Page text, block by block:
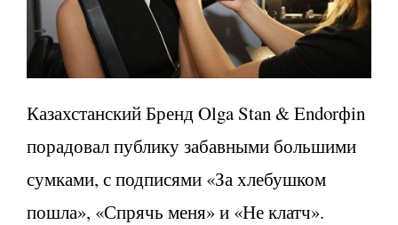
Казахстанский Бренд Olga Stan & Endorфin
порадовал публику забавными большими
сумками, с подписями «За хлебушком
пошла», «Спрячь меня» и «Не клатч».